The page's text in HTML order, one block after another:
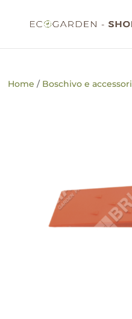
Home / Boschivo e accessori